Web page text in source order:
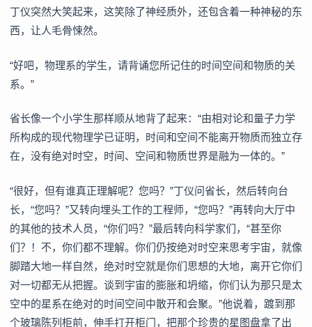
丁仪突然大笑起来，这笑除了神经质外，还包含着一种神秘的东
西，让人毛骨悚然。
“好吧，物理系的学生，请背诵您所记住的时间空间和物质的关
系。”
省长像一个小学生那样顺从地背了起来：“由相对论和量子力学
所构成的现代物理学已证明，时间和空间不能离开物质而独立存
在，没有绝对时空，时间、空间和物质世界是融为一体的。”
“很好，但有谁真正理解呢？您吗？”丁仪问省长，然后转向台
长，“您吗？”又转向埋头工作的工程师，“您吗？”再转向大厅中
的其他的技术人员，“你们吗？”最后转向科学家们，“甚至你
们？！不，你们都不理解。你们仍按绝对时空来思考宇宙，就像
脚踏大地一样自然，绝对时空就是你们思想的大地，离开它你们
对一切都无从把握。谈到宇宙的膨胀和坍缩，你们认为那只是太
空中的星系在绝对的时间空间中散开和会聚。”他说着，踱到那
个玻璃陈列柜前，伸手打开柜门，把那个珍贵的星图盘拿了出